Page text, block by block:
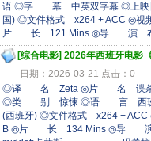
语 ◎字 幕 中英双字幕 ◎上映日
国) ◎文件格式 x264 + ACC ◎
片 长 121 Mins ◎导 演
[综合电影] 2026年西班牙电影
日期：2026-03-21 点击：0
◎译 名 Zeta ◎片 名 谍
◎类 别 惊悚 ◎语 言 西班
(西班牙) ◎文件格式 x264 +
B ◎片 长 134 Mins ◎导 演